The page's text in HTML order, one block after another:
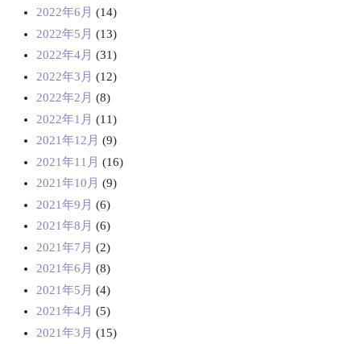
2022年6月 (14)
2022年5月 (13)
2022年4月 (31)
2022年3月 (12)
2022年2月 (8)
2022年1月 (11)
2021年12月 (9)
2021年11月 (16)
2021年10月 (9)
2021年9月 (6)
2021年8月 (6)
2021年7月 (2)
2021年6月 (8)
2021年5月 (4)
2021年4月 (5)
2021年3月 (15)